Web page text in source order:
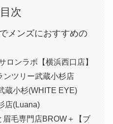
目次
メンズにおすすめの
ロンラボ【横浜西口店】
ンツリー武蔵小杉店
蔵小杉(WHITE EYE)
店(Luana)
眉毛専門店BROW＋【ブ